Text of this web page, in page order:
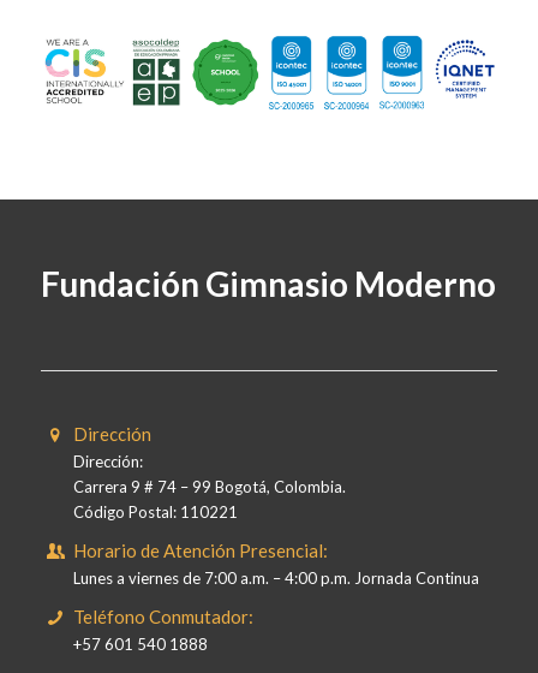
Fundación Gimnasio Moderno
Dirección
Dirección:
Carrera 9 # 74 – 99 Bogotá, Colombia.
Código Postal: 110221
Horario de Atención Presencial:
Lunes a viernes de 7:00 a.m. – 4:00 p.m. Jornada Continua
Teléfono Conmutador:
+57 601 540 1888